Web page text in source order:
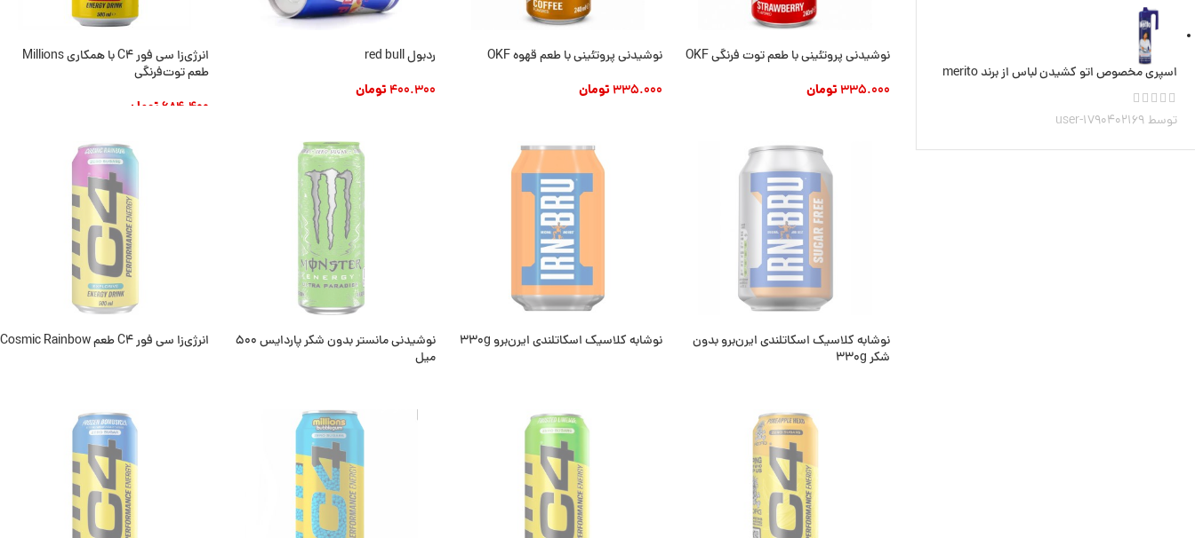
اسپری مخصوص اتو کشیدن لباس از برند merito
توسط user-1790402169
نوشیدنی پروتئینی با طعم توت فرنگی OKF
335.000تومان
نوشیدنی پروتئینی با طعم قهوه OKF
335.000تومان
ردبول red bull
400.300تومان
انرژی‌زا سی فور C4 با همکاری Millions
طعم توت‌فرنگی
684.400تومان
نوشابه کلاسیک اسکاتلندی ایرن‌برو بدون
شکر 330g
نوشابه کلاسیک اسکاتلندی ایرن‌برو 330g
نوشیدنی مانستر بدون شکر پاردایس 500
میل
انرژی‌زا سی فور C4 طعم Cosmic Rainbow